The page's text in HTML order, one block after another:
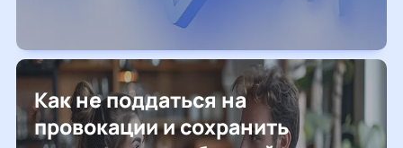
Как не поддаться на
провокации и сохранить